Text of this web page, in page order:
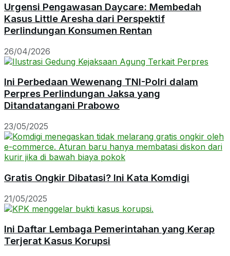
Urgensi Pengawasan Daycare: Membedah
Kasus Little Aresha dari Perspektif
Perlindungan Konsumen Rentan
26/04/2026
Ini Perbedaan Wewenang TNI-Polri dalam
Perpres Perlindungan Jaksa yang
Ditandatangani Prabowo
23/05/2025
Gratis Ongkir Dibatasi? Ini Kata Komdigi
21/05/2025
Ini Daftar Lembaga Pemerintahan yang Kerap
Terjerat Kasus Korupsi